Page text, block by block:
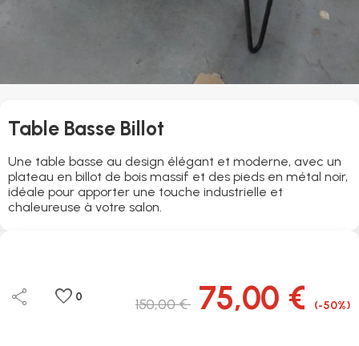
Table Basse Billot
Une table basse au design élégant et moderne, avec un
plateau en billot de bois massif et des pieds en métal noir,
idéale pour apporter une touche industrielle et
chaleureuse à votre salon.
share favorite 0 150,00 € 75,00 € (-50%)